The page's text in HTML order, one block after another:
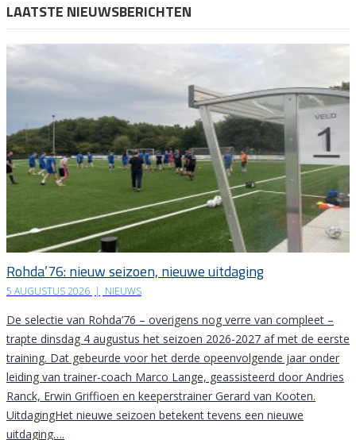
LAATSTE NIEUWSBERICHTEN
Rohda’76: nieuw seizoen, nieuwe uitdaging
5 AUGUSTUS 2026 | NIEUWS
De selectie van Rohda’76 – overigens nog verre van compleet –
trapte dinsdag 4 augustus het seizoen 2026-2027 af met de eerste
training. Dat gebeurde voor het derde opeenvolgende jaar onder
leiding van trainer-coach Marco Lange, geassisteerd door Andries
Ranck, Erwin Griffioen en keeperstrainer Gerard van Kooten.
UitdagingHet nieuwe seizoen betekent tevens een nieuwe
uitdaging….